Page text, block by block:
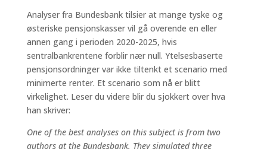
Analyser fra Bundesbank tilsier at mange tyske og
østeriske pensjonskasser vil gå overende en eller
annen gang i perioden 2020-2025, hvis
sentralbankrentene forblir nær null. Ytelsesbaserte
pensjonsordninger var ikke tiltenkt et scenario med
minimerte renter. Et scenario som nå er blitt
virkelighet. Leser du videre blir du sjokkert over hva
han skriver:
One of the best analyses on this subject is from two
authors at the Bundesbank. They simulated three